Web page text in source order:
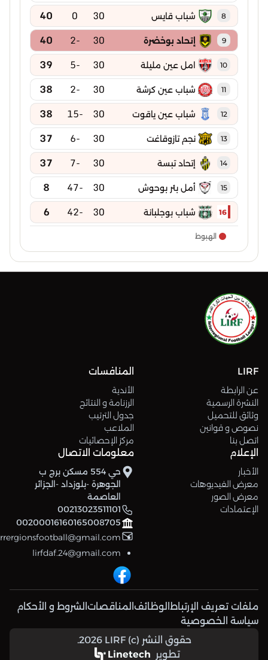
8 شباب قايس 30
0
40
9 إتحاد بوخضرة 30
-2
40
10 امل عين مليلة 30
-5
39
11 شباب عين كرشة 30
-2
38
12 شباب عين ياقوت 30
-15
38
13 نجم تازوقاغت 30
-6
37
14 إتحاد تبسة 30
-7
37
15 أمل بئر بوحوش 30
-47
8
16 شباب بوجلبانة 30
-42
6
الهبوط
LIRF
عن الرابطة
النشرة الرسمية
وثائق للتحميل
نصوص و قوانين
اتصل بنا
المنافسات
الأندية
الرزنامة و النتائج
جدول الترتيب
الملاعب
مركز الإحصائيات
الإعلام
الأخبار
معرض الفيديوهات
معرض الصور
الإعتمادات
معلومات الاتصال
حي 554 مسكن برج ب
الجوهرة -بلوزداد -الجزائر
العاصمة
00213023511101
00200016160165008705
lirfdaf.24@gmail.com
ملفات تعريف الإرتباط الوظائف المناقصات الشروط و الأحكام
سياسة الخصوصية
حقوق النشر (c) 2026 LIRF.
تطوير Linetech